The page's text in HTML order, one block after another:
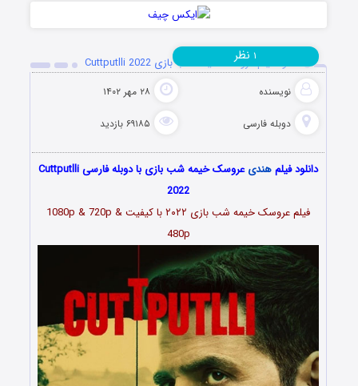
دانلود فیلم عروسک خیمه شب بازی Cuttputlli 2022
نویسنده ۲۸ مهر ۱۴۰۲
دوبله فارسی ۶۹۱۸۵ بازدید
۱ نظر
دانلود فیلمهندی
عروسک خیمه شب بازی با دوبله فارسی Cuttputlli
2022
فیلمعروسک خیمه شب بازی ۲۰۲۲
با کیفیت 1080p & 720p &
480p